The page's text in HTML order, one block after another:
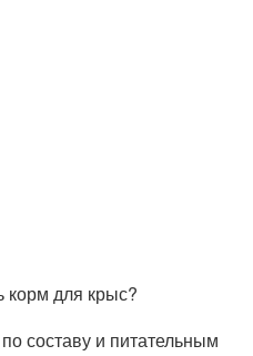
корм для крыс?
составу и питательным